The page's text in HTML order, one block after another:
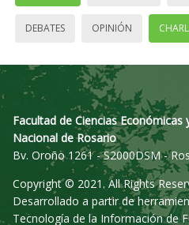
DEBATES OPINIÓN
Facultad de Ciencias Económicas
Nacional de Rosario
Bv. Oroño 1261 - S2000DSM -
Copyright © 2021. All Rights
Desarrollado a partir de
Tecnología de la Información de